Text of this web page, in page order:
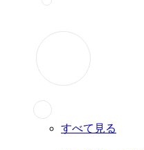
すべて見る